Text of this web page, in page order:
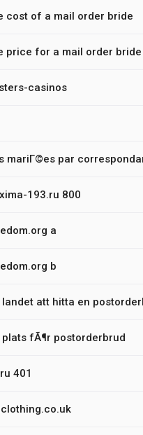
cost of a mail order bride
price for a mail order bride
casinos
mariГ©es par
193.ru 800
a
b
att hitta en
fÃ¶r postorderbrud
401